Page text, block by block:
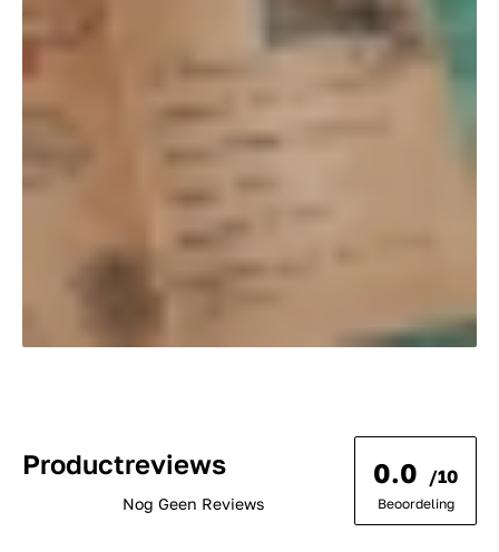
Productreviews
Nog Geen Reviews
0.0 /10
Beoordeling